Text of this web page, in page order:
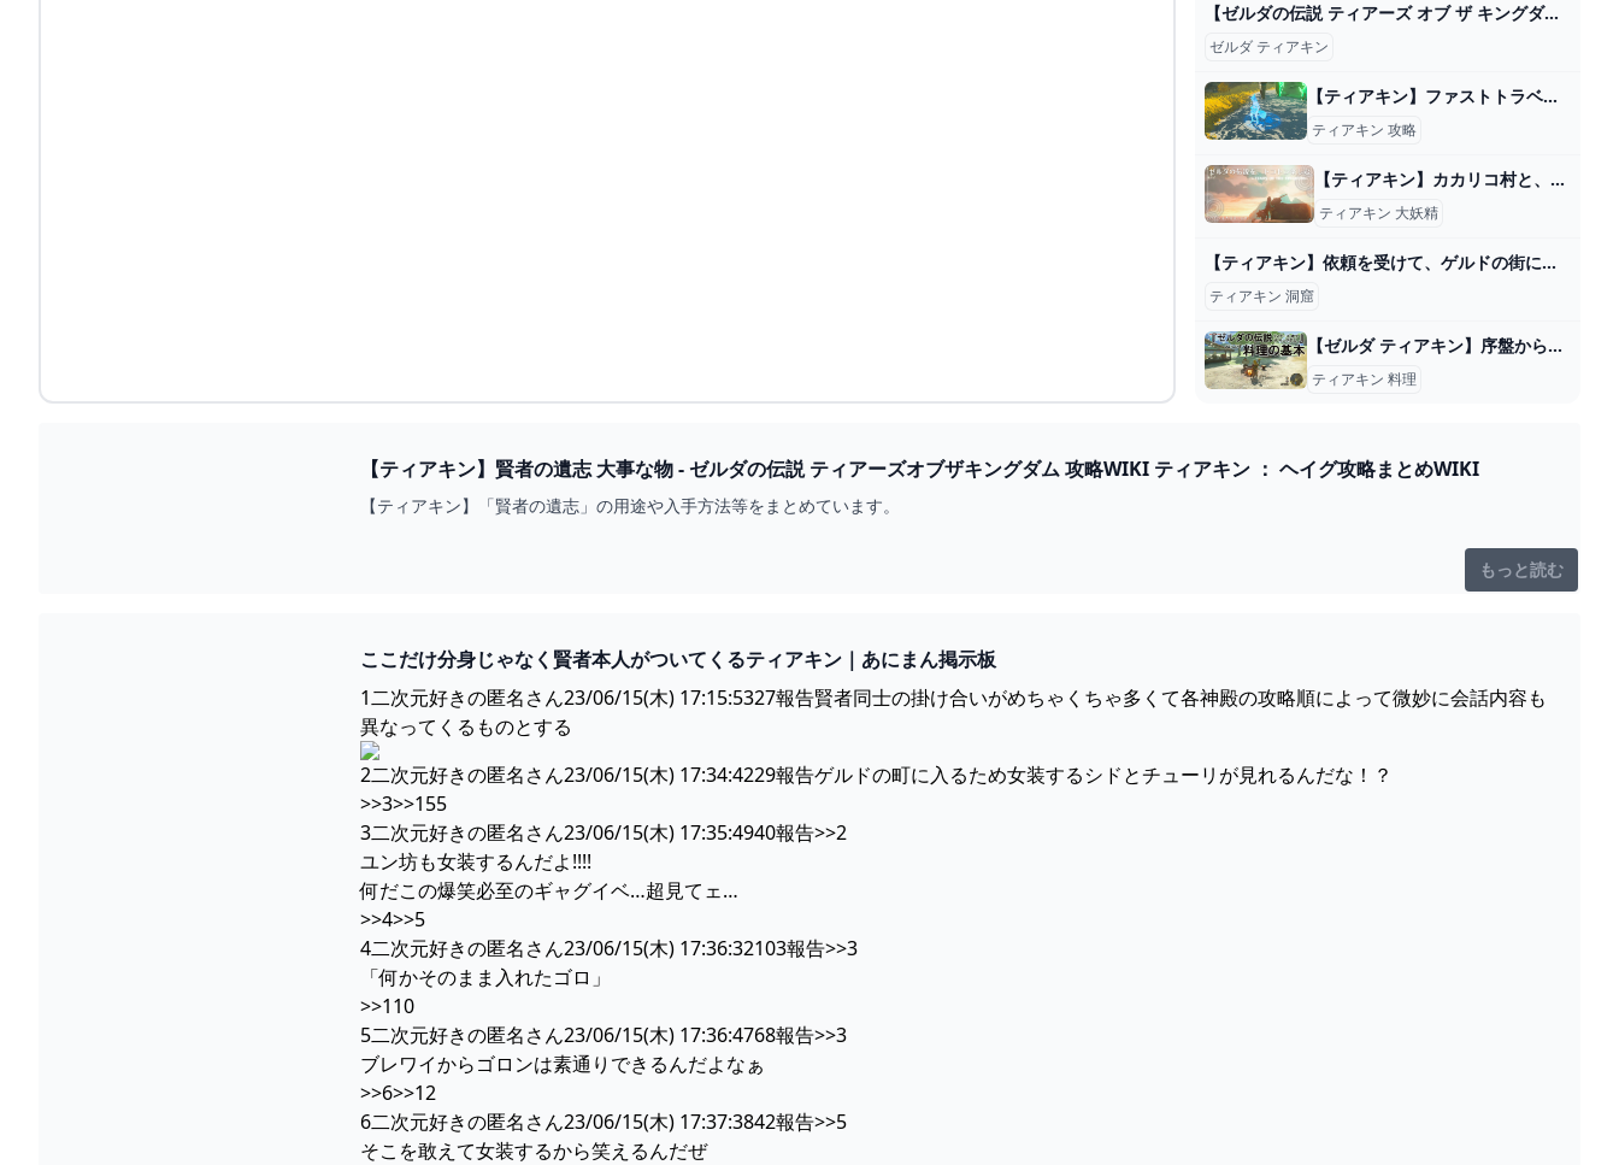
【ゼルダの伝説 ティアーズ オブ ザ キングダム 】今回も絶対アツいだろ！ティアキン【初見プレイ】！※ネタバレ注意！#12 - YouTube
ゼルダ ティアキン
【ティアキン】ファストトラベルのやり方【ゼルダの伝説ティアーズオブザキングダム】
ティアキン 攻略
【ティアキン】カカリコ村と、大妖精の開放失敗談 - ねぎもりゲームズ
ティアキン 大妖精
【ティアキン】依頼を受けて、ゲルドの街にある扉に棒を挟んでみた【ドリカラ】【ゼルダの伝説ティアーズオブザキングダムTotK字幕実況バグ検証】 - YouTube
ティアキン 洞窟
【ゼルダ ティアキン】序盤から便利なおすすめ料理の作り方【ティアーズ オブ ザ キングダム】 ゲーム・エンタメ最新情報のファミ通.com
ティアキン 料理
【ティアキン】賢者の遺志 大事な物 - ゼルダの伝説 ティアーズオブザキングダム 攻略WIKI ティアキン ： ヘイグ攻略まとめWIKI
【ティアキン】「賢者の遺志」の用途や入手方法等をまとめています。
もっと読む
ここだけ分身じゃなく賢者本人がついてくるティアキン｜あにまん掲示板
1二次元好きの匿名さん23/06/15(木) 17:15:5327報告賢者同士の掛け合いがめちゃくちゃ多くて各神殿の攻略順によって微妙に会話内容も
異なってくるものとする
2二次元好きの匿名さん23/06/15(木) 17:34:4229報告ゲルドの町に入るため女装するシドとチューリが見れるんだな！？
>>3>>155
3二次元好きの匿名さん23/06/15(木) 17:35:4940報告>>2
ユン坊も女装するんだよ!!!!
何だこの爆笑必至のギャグイベ…超見てェ…
>>4>>5
4二次元好きの匿名さん23/06/15(木) 17:36:32103報告>>3
「何かそのまま入れたゴロ」
>>110
5二次元好きの匿名さん23/06/15(木) 17:36:4768報告>>3
ブレワイからゴロンは素通りできるんだよなぁ
>>6>>12
6二次元好きの匿名さん23/06/15(木) 17:37:3842報告>>5
そこを敢えて女装するから笑えるんだぜ